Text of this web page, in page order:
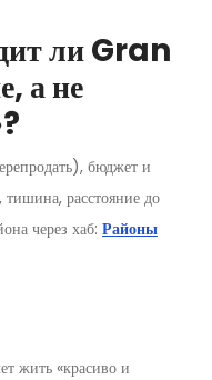
ли Gran
а не
бюджет и
тишина, расстояние до
через хаб: Районы
жить «красиво и